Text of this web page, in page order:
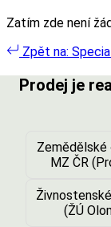
Zatím zde není
Zpět na:
Prodej je
Zemědělské
MZ ČR
(ŽÚ